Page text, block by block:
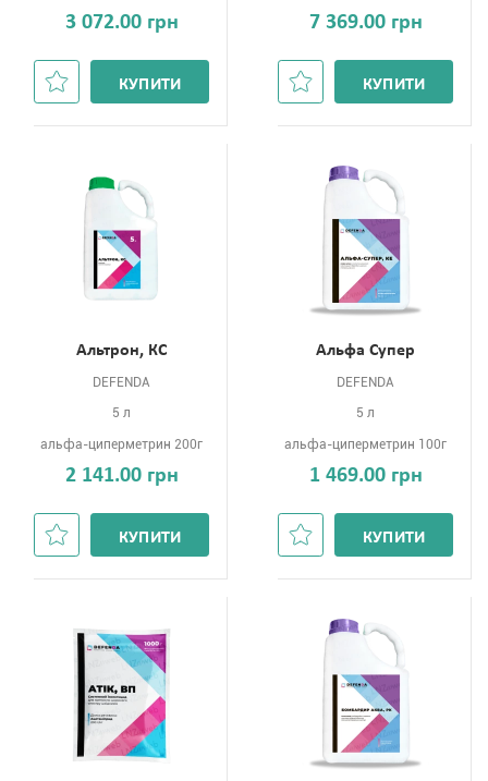
3 072.00 грн
КУПИТИ
7 369.00 грн
КУПИТИ
Альтрон, КС
DEFENDA
5 л
альфа-циперметрин 200г
2 141.00 грн
КУПИТИ
Альфа Супер
DEFENDA
5 л
альфа-циперметрин 100г
1 469.00 грн
КУПИТИ